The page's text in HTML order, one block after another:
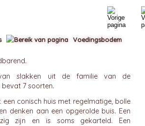
slakken uit de familie van de
bevat 7 soorten.
een conisch huis met regelmatige, bolle
denken aan een opgerolde buis. Een
zijn en is soms gekarteld. Een
Voedingsbodem